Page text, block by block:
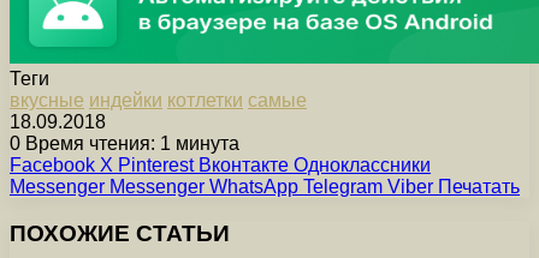
Теги
вкусные индейки котлетки самые
18.09.2018
0 Время чтения: 1 минута
Facebook X Pinterest Вконтакте Одноклассники
Messenger Messenger WhatsApp Telegram Viber Печатать
ПОХОЖИЕ СТАТЬИ